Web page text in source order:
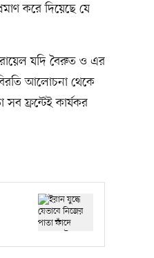
করে দিয়েছে যে
যদি বৈরুত ও এর
আলোচনা থেকে
ফ্রন্টেই কার্যকর